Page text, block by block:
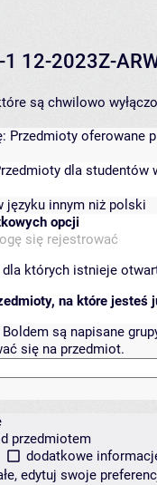
12-2023Z-
są chwilowo
Przedmioty oferowane
dla studentów
języku innym niż polski
opcji
się rejestrować
których istnieje
na które jesteś
Boldem są napisane
się na przedmiot.
przedmiotem
dodatkowe
edytuj swoje